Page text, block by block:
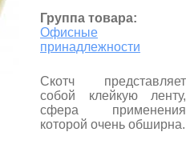
Группа товара:
Офисные
принадлежности
Скотч представляет
собой клейкую ленту,
сфера применения
которой очень обширна.